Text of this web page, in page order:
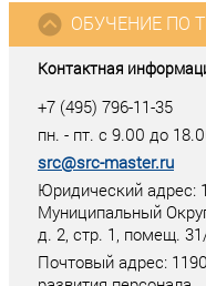
Контактная
+7 (495) 796-11-35
пн. - пт. с 9.00 до
src@src-master.ru
Юридический адрес:
Муниципальный
д. 2, стр. 1, помещ.
Почтовый адрес:
ОБУЧЕНИЕ ПО